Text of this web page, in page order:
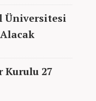
Üniversitesi
Kurulu 27